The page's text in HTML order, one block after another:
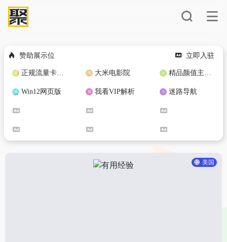
赞助展示位 立即入驻
正规流量卡免费加盟合作 大米电影院 精品颜值主播定制
Win12网页版 我看VIP解析 迷路导航
美国